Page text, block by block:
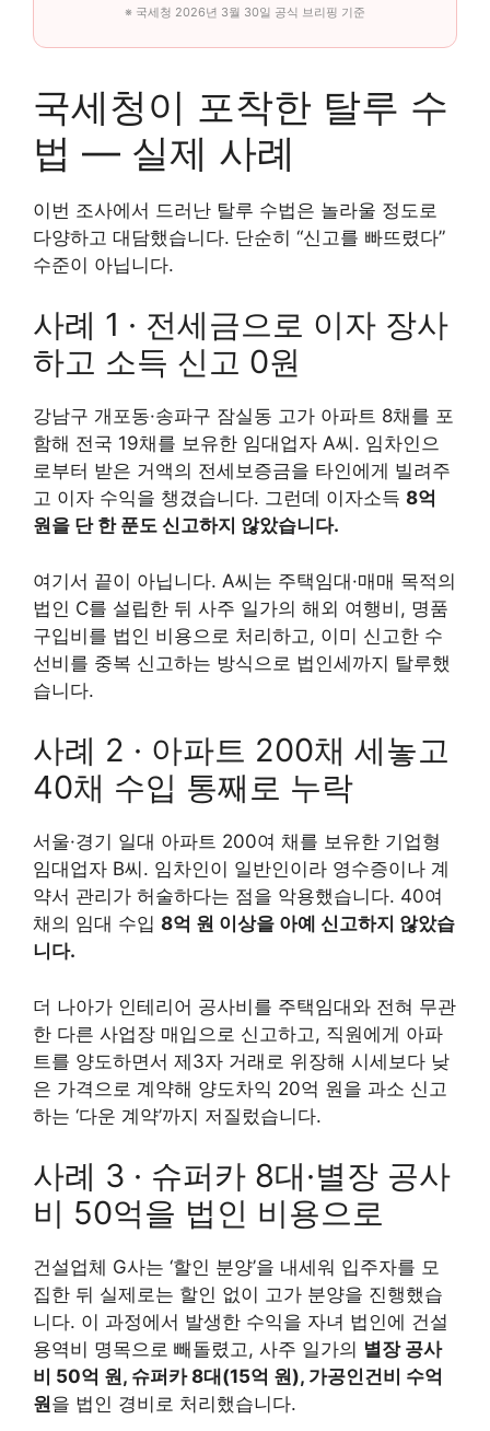
※ 국세청 2026년 3월 30일 공식 브리핑 기준
국세청이 포착한 탈루 수
법 — 실제 사례
이번 조사에서 드러난 탈루 수법은 놀라울 정도로
다양하고 대담했습니다. 단순히 “신고를 빠뜨렸다”
수준이 아닙니다.
사례 1 · 전세금으로 이자 장사
하고 소득 신고 0원
강남구 개포동·송파구 잠실동 고가 아파트 8채를 포
함해 전국 19채를 보유한 임대업자 A씨. 임차인으
로부터 받은 거액의 전세보증금을 타인에게 빌려주
고 이자 수익을 챙겼습니다. 그런데 이자소득 8억
원을 단 한 푼도 신고하지 않았습니다.
여기서 끝이 아닙니다. A씨는 주택임대·매매 목적의
법인 C를 설립한 뒤 사주 일가의 해외 여행비, 명품
구입비를 법인 비용으로 처리하고, 이미 신고한 수
선비를 중복 신고하는 방식으로 법인세까지 탈루했
습니다.
사례 2 · 아파트 200채 세놓고
40채 수입 통째로 누락
서울·경기 일대 아파트 200여 채를 보유한 기업형
임대업자 B씨. 임차인이 일반인이라 영수증이나 계
약서 관리가 허술하다는 점을 악용했습니다. 40여
채의 임대 수입 8억 원 이상을 아예 신고하지 않았습
니다.
더 나아가 인테리어 공사비를 주택임대와 전혀 무관
한 다른 사업장 매입으로 신고하고, 직원에게 아파
트를 양도하면서 제3자 거래로 위장해 시세보다 낮
은 가격으로 계약해 양도차익 20억 원을 과소 신고
하는 ‘다운 계약’까지 저질렀습니다.
사례 3 · 슈퍼카 8대·별장 공사
비 50억을 법인 비용으로
건설업체 G사는 ‘할인 분양’을 내세워 입주자를 모
집한 뒤 실제로는 할인 없이 고가 분양을 진행했습
니다. 이 과정에서 발생한 수익을 자녀 법인에 건설
용역비 명목으로 빼돌렸고, 사주 일가의 별장 공사
비 50억 원, 슈퍼카 8대(15억 원), 가공인건비 수억
원을 법인 경비로 처리했습니다.